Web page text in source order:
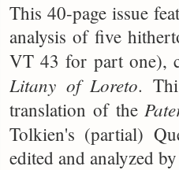
This 40-page issue
analysis of five
VT 43 for part one),
Litany of Loreto.
translation of the
Tolkien's (partial)
edited and analyzed